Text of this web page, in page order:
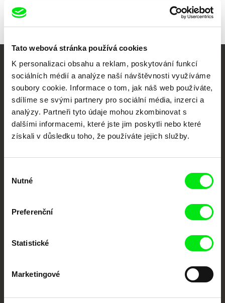
Tato webová stránka používá cookies
K personalizaci obsahu a reklam, poskytování funkcí
sociálních médií a analýze naší návštěvnosti využíváme
soubory cookie. Informace o tom, jak náš web používáte,
sdílíme se svými partnery pro sociální média, inzerci a
analýzy. Partneři tyto údaje mohou zkombinovat s
dalšími informacemi, které jste jim poskytli nebo které
získali v důsledku toho, že používáte jejich služby.
souhlasu
Nutné
Preferenční
Statistické
Marketingové
Vaše online
dokumentární kino
Nové festivalové filmy
každý týden
Portál DAFilms.cz je výsledkem tvůrčí spolupráce 7 klíčových evropských
posouvat hranice dokumentárního filmu, propagovat jeho rozmanitost a
Against Gravity